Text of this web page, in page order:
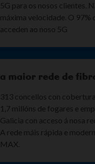
5G para os nosos clientes.
máxima velocidade. O 97%
acceden ao noso 5G
a maior rede de
313 concellos con
1,7 millóns de fogares e
Galicia con acceso á nosa
A rede máis rápida e
MAX.